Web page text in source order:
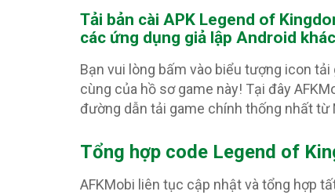
Tải bản cài APK Legend of
các ứng dụng giả lập Android khác
Bạn vui lòng bấm vào biểu tượng icon
cùng của hồ sơ game này! Tại đây
đường dẫn tải game chính thống nhất từ
Tổng hợp code Legend of
AFKMobi liên tục cập nhật và tổng hợp